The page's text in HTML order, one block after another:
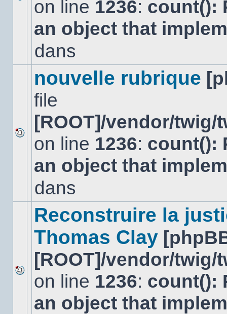
Aucun
nouveau
message
non-
dans
on line 1236: count():
an object that
dans
Aucun
nouveau
message
non-
dans
nouvelle rubrique
file
[ROOT]/vendor/
on line 1236: count():
an object that
dans
Aucun
nouveau
message
non-
Reconstruire la
Thomas Clay
[ROOT]/vendor/
on line 1236: count():
an object that